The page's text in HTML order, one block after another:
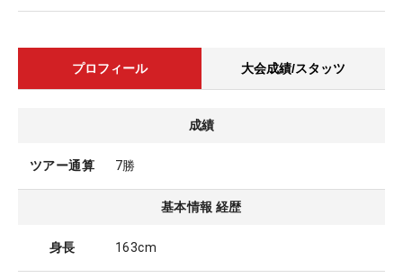
プロフィール 大会成績/スタッツ
成績
ツアー通算 7勝
基本情報 経歴
身長 163cm